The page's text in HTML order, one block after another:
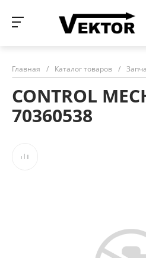
Главная / Каталог товаров /
CONTROL
70360538